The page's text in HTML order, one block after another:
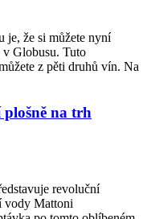
je, že si můžete nyní
Globusu. Tuto
z pěti druhů vín. Na
na trh
revoluční
vody Mattoni